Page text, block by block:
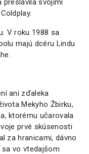
preslávila svojimi
V roku 1988 sa
majú dcéru Lindu
ani zďaleka
Mekyho Žbirku,
ktorému učarovala
prvé skúsenosti
za hranicami, dávno
vo vtedajšom